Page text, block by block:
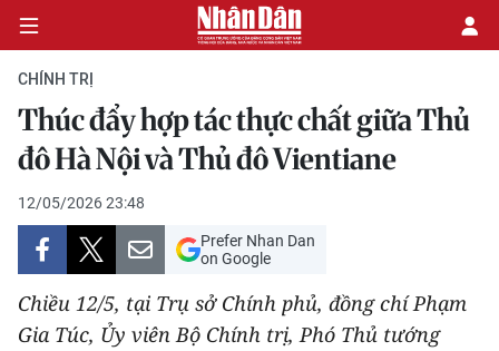
CHÍNH TRỊ
KINH TẾ
VĂN HÓA
XÃ HỘI
CHÍNH TRỊ
Thúc đẩy hợp tác thực chất giữa Thủ
đô Hà Nội và Thủ đô Vientiane
12/05/2026 23:48
Prefer Nhan Dan
on Google
Chiều 12/5, tại Trụ sở Chính phủ, đồng chí Phạm
Gia Túc, Ủy viên Bộ Chính trị, Phó Thủ tướng